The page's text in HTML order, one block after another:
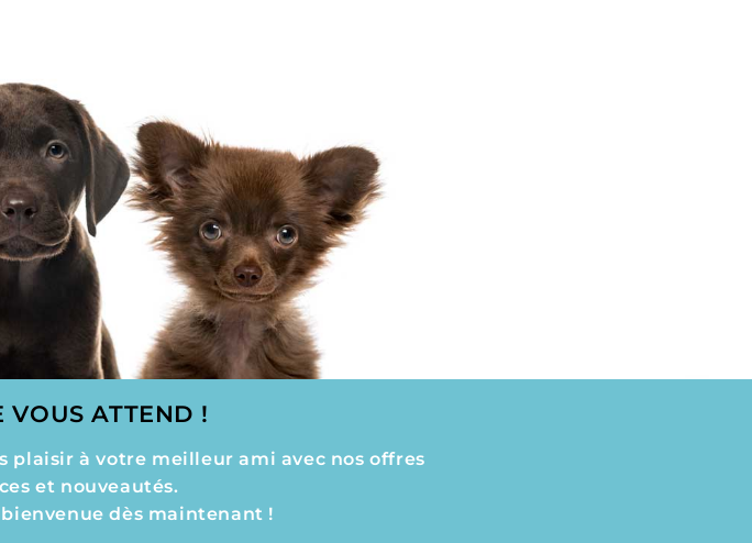
VOUS ATTEND !
à votre meilleur ami avec nos offres
et nouveautés.
dès maintenant !